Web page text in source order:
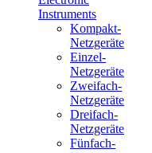
Instruments
Kompakt-
Netzgeräte
Einzel-
Netzgeräte
Zweifach-
Netzgeräte
Dreifach-
Netzgeräte
Fünfach-